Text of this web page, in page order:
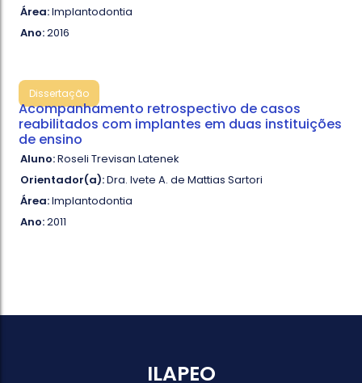
Área:Implantodontia
Ano:2016
Dissertação
Acompanhamento retrospectivo de casos
reabilitados com implantes em duas instituições
de ensino
Aluno:Roseli Trevisan Latenek
Orientador(a):Dra. Ivete A. de Mattias Sartori
Área:Implantodontia
Ano:2011
ILAPEO